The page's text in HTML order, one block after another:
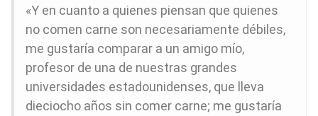
«Y en cuanto a quienes piensan que quienes
no comen carne son necesariamente débiles,
me gustaría comparar a un amigo mío,
profesor de una de nuestras grandes
universidades estadounidenses, que lleva
dieciocho años sin comer carne; me gustaría